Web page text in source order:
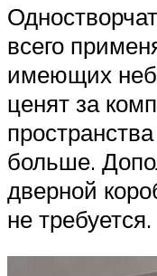
всего
имеющих
ценят за
больше.
дверной
не требуется.